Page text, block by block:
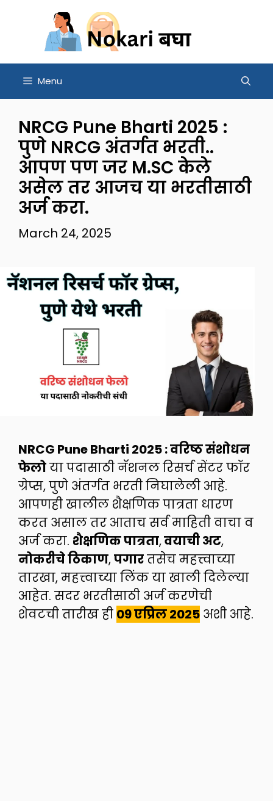
content
Menu
NRCG Pune Bharti 2025 :
पुणे NRCG अंतर्गत भरती..
आपण पण जर M.SC केले
असेल तर आजच या भरतीसाठी
अर्ज करा.
March 24, 2025
NRCG Pune Bharti 2025: वरिष्ठ संशोधन
फेलोया पदासाठी नॅशनल रिसर्च सेंटर फॉर
ग्रेप्स, पुणे अंतर्गत भरती निघालेली आहे.
आपणही खालील शैक्षणिक पात्रता धारण
करत असाल तर आताच सर्व माहिती वाचा व
अर्ज करा. शैक्षणिक पात्रता,वयाची अट,
नोकरीचे ठिकाण,पगारतसेच महत्त्वाच्या
तारखा, महत्त्वाच्या लिंक या खाली दिलेल्या
आहेत. सदर भरतीसाठी अर्ज करणेची
शेवटची तारीख ही 09 एप्रिल 2025 अशी आहे.